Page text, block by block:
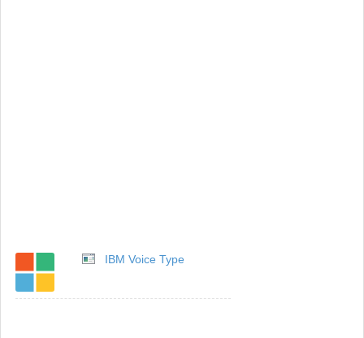
IBM Voice Type